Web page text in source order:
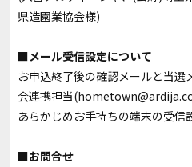
県造園業協会様)
■メール受信設定について
お申込終了後の確認メールと当選
会連携担当
あらかじめお手持ちの端末の受信
■お問合せ